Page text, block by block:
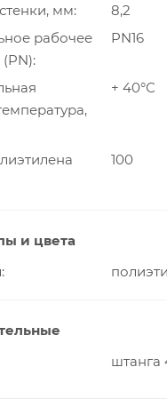
мм
8,2
рабочее
PN16
+ 40°С
100
и цвета
штанга